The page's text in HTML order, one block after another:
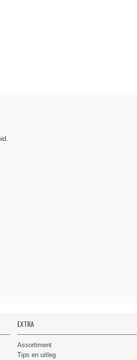
EXTRA
Assortiment
Tips en uitleg